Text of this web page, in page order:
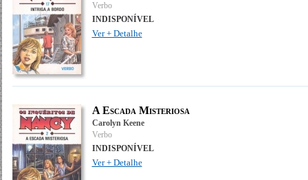
Verbo
INDISPONÍVEL
Ver + Detalhe
A Escada Misteriosa
Carolyn Keene
Verbo
INDISPONÍVEL
Ver + Detalhe